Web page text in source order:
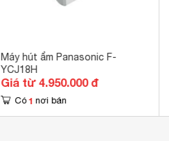
Máy hút ẩm Panasonic F-
YCJ18H
Giá từ 4.950.000 đ
Có 1 nơi bán